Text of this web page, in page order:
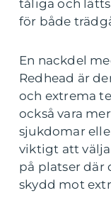
tåliga och
för både
En nackdel
Redhead är
och extrema
också vara
sjukdomar
viktigt att
på platser där
skydd mot